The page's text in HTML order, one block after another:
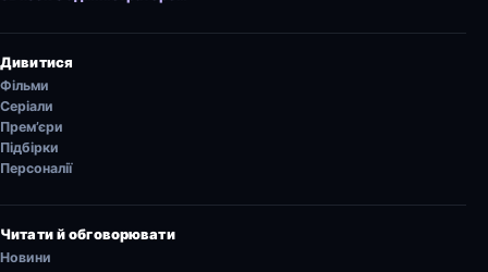
Дивитися
Фільми
Серіали
Прем’єри
Підбірки
Персоналії
Читати й обговорювати
Новини